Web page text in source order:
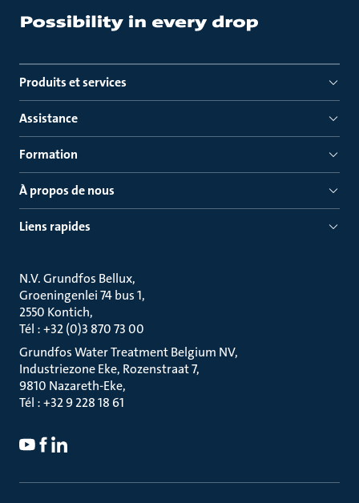
Produits et services
Assistance
Formation
À propos de nous
Liens rapides
N.V. Grundfos Bellux
Groeningenlei 74 bus 1
2550 Kontich
Tél : +32 (0)3 870 73 00
Grundfos Water Treatment Belgium NV
Industriezone Eke, Rozenstraat 7
9810 Nazareth-Eke
Tél : +32 9 228 18 61